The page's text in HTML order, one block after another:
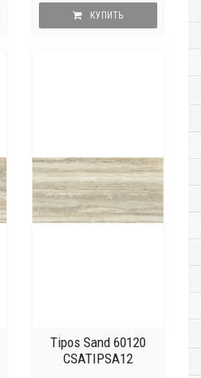
КУПИТЬ
Tipos Sand 60120
CSATIPSA12